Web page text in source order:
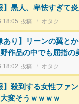
】黒人、卑怯すぎて
18:05 オタク
あり】リーンの翼と
作品の中でも屈指の
18:02 オタク
】殺到する女性ファ
変そうｗｗｗｗ